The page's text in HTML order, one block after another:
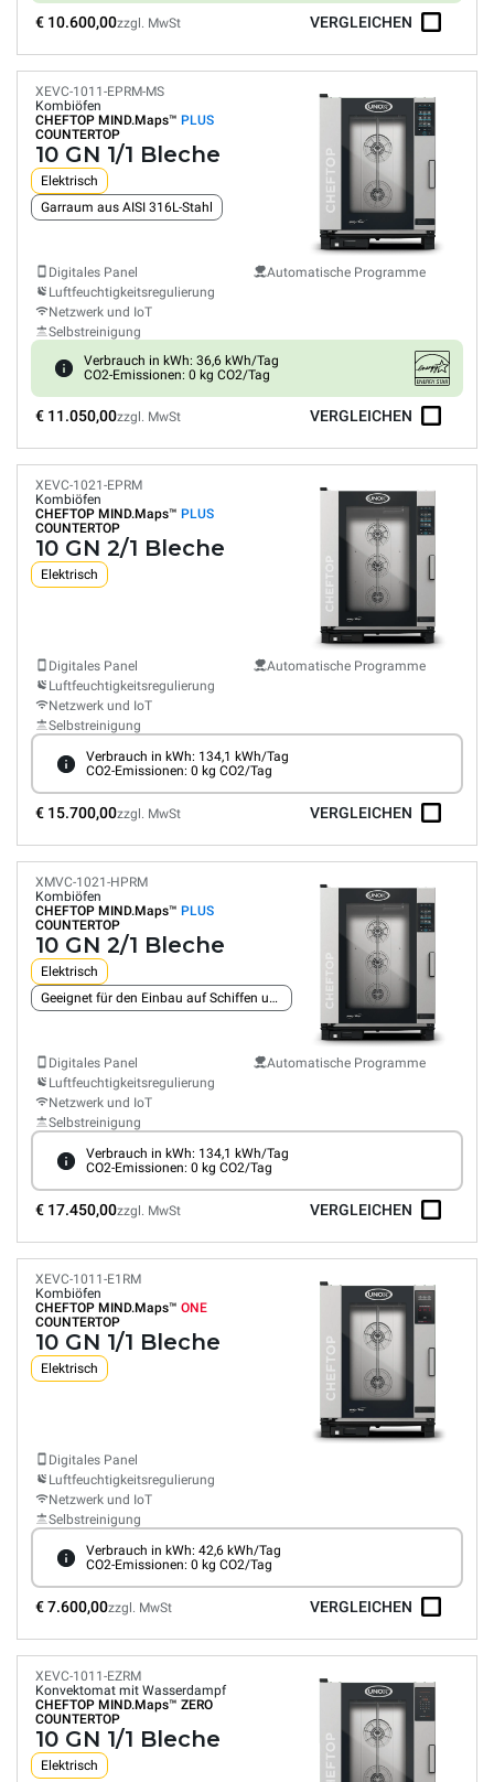
€ 10.600,00zzgl. MwSt VERGLEICHEN
XEVC-1011-EPRM-MS
Kombiöfen
CHEFTOP MIND.Maps™ PLUS
COUNTERTOP
10 GN 1/1 Bleche
Elektrisch
Garraum aus AISI 316L-Stahl
Digitales Panel
Luftfeuchtigkeitsregulierung
Netzwerk und IoT
Selbstreinigung
Automatische Programme
Verbrauch in kWh: 36,6 kWh/Tag
CO2-Emissionen: 0 kg CO2/Tag
€ 11.050,00zzgl. MwSt VERGLEICHEN
XEVC-1021-EPRM
Kombiöfen
CHEFTOP MIND.Maps™ PLUS
COUNTERTOP
10 GN 2/1 Bleche
Elektrisch
Digitales Panel
Luftfeuchtigkeitsregulierung
Netzwerk und IoT
Selbstreinigung
Automatische Programme
Verbrauch in kWh: 134,1 kWh/Tag
CO2-Emissionen: 0 kg CO2/Tag
€ 15.700,00zzgl. MwSt VERGLEICHEN
XMVC-1021-HPRM
Kombiöfen
CHEFTOP MIND.Maps™ PLUS
COUNTERTOP
10 GN 2/1 Bleche
Elektrisch
Geeignet für den Einbau auf Schiffen und Bohrinseln
Digitales Panel
Luftfeuchtigkeitsregulierung
Netzwerk und IoT
Selbstreinigung
Automatische Programme
Verbrauch in kWh: 134,1 kWh/Tag
CO2-Emissionen: 0 kg CO2/Tag
€ 17.450,00zzgl. MwSt VERGLEICHEN
XEVC-1011-E1RM
Kombiöfen
CHEFTOP MIND.Maps™ ONE
COUNTERTOP
10 GN 1/1 Bleche
Elektrisch
Digitales Panel
Luftfeuchtigkeitsregulierung
Netzwerk und IoT
Selbstreinigung
Verbrauch in kWh: 42,6 kWh/Tag
CO2-Emissionen: 0 kg CO2/Tag
€ 7.600,00zzgl. MwSt VERGLEICHEN
XEVC-1011-EZRM
Konvektomat mit Wasserdampf
CHEFTOP MIND.Maps™ ZERO
COUNTERTOP
10 GN 1/1 Bleche
Elektrisch